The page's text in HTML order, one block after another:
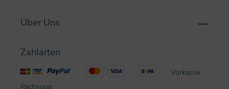
Über Uns
Zahlarten
Vorkasse
Rechnung